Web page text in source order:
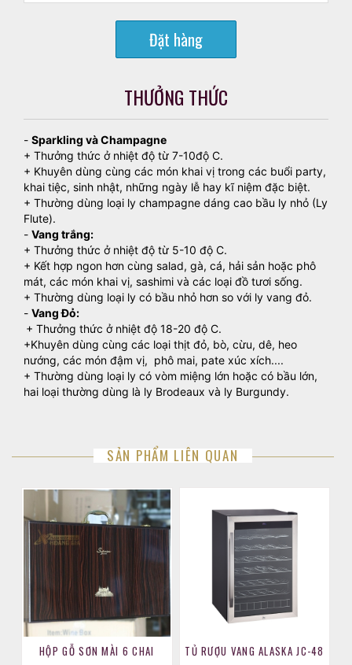
Đặt hàng
THƯỞNG THỨC
- Sparkling và Champagne
+ Thưởng thức ở nhiệt độ từ 7-10độ C.
+ Khuyên dùng cùng các món khai vị trong các buổi party,
khai tiệc, sinh nhật, những ngày lễ hay kĩ niệm đặc biệt.
+ Thường dùng loại ly champagne dáng cao bầu ly nhỏ (Ly
Flute).
- Vang trắng:
+ Thưởng thức ở nhiệt độ từ 5-10 độ C.
+ Kết hợp ngon hơn cùng salad, gà, cá, hải sản hoặc phô
mát, các món khai vị, sashimi và các loại đồ tươi sống.
+ Thường dùng loại ly có bầu nhỏ hơn so với ly vang đỏ.
- Vang Đỏ:
+ Thưởng thức ở nhiệt độ 18-20 độ C.
+Khuyên dùng cùng các loại thịt đỏ, bò, cừu, dê, heo
nướng, các món đậm vị, phô mai, pate xúc xích....
+ Thường dùng loại ly có vòm miệng lớn hoặc có bầu lớn,
hai loại thường dùng là ly Brodeaux và ly Burgundy.
SẢN PHẨM LIÊN QUAN
HỘP GỖ SƠN MÀI 6 CHAI TỦ RƯỢU VANG ALASKA JC-48